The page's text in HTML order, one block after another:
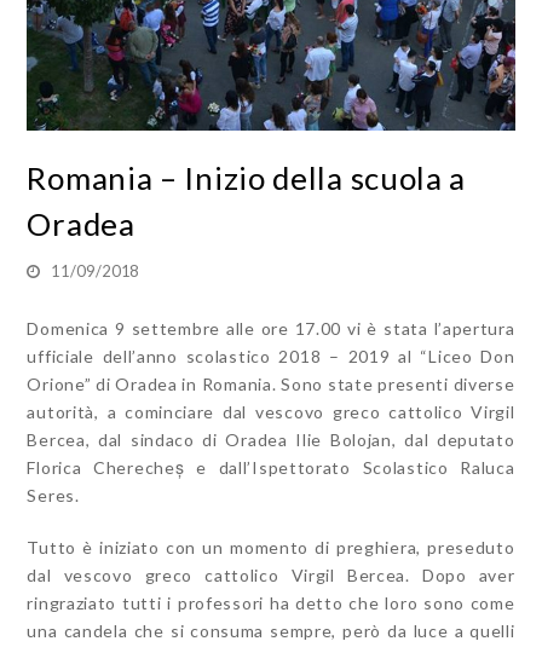
Romania – Inizio della scuola a
Oradea
11/09/2018
Domenica 9 settembre alle ore 17.00 vi è stata l’apertura
ufficiale dell’anno scolastico 2018 – 2019 al “Liceo Don
Orione” di Oradea in Romania. Sono state presenti diverse
autorità, a cominciare dal vescovo greco cattolico Virgil
Bercea, dal sindaco di Oradea Ilie Bolojan, dal deputato
Florica Cherecheș e dall’Ispettorato Scolastico Raluca
Seres.
Tutto è iniziato con un momento di preghiera, preseduto
dal vescovo greco cattolico Virgil Bercea. Dopo aver
ringraziato tutti i professori ha detto che loro sono come
una candela che si consuma sempre, però da luce a quelli